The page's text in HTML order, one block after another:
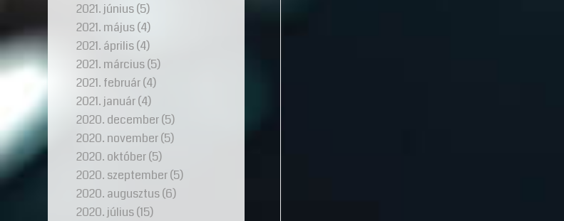
2021. június(5)
2021. május(4)
2021. április(4)
2021. március(5)
2021. február(4)
2021. január(4)
2020. december(5)
2020. november(5)
2020. október(5)
2020. szeptember(5)
2020. augusztus(6)
2020. július(15)